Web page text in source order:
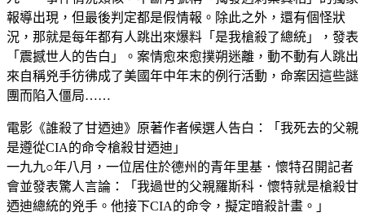
報導出現，但最後判定都是假情報。除此之外，還有個怪狀
況，那就是每年都有人跳出來爆料「是我槍殺了總統」，發表
「震撼世人的告白」。案情愈來愈撲朔迷離，動不動有人跳出
來自稱兇手彷彿成了美國年中年末的例行活動，命案因這些謎
團而陷入僵局……
電影《誰殺了甘迺迪》原著作者候選人告白：「我死去的父親
是遵從CIA的命令槍殺甘迺迪」
一九九○年八月，一位居住於德州的青年里基．懷特召開記者
會並發表驚人言論：「我過世的父親羅斯科．懷特就是槍殺甘
迺迪總統的兇手。他接下CIA的命令，擬定暗殺計畫。」